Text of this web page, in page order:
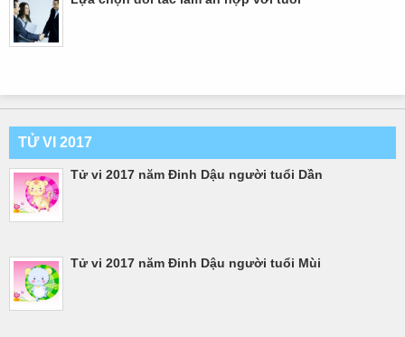
TỬ VI 2017
Tử vi 2017 năm Đinh Dậu người tuổi Dần
Tử vi 2017 năm Đinh Dậu người tuổi Mùi